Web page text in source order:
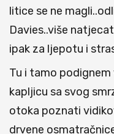
litice se ne
Davies..više
ipak za ljepotu i
Tu i tamo
kapljicu sa svog
otoka poznati
drvene